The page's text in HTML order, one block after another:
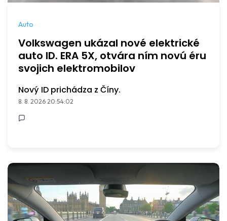
Auto
Volkswagen ukázal nové elektrické
auto ID. ERA 5X, otvára ním novú éru
svojich elektromobilov
Nový ID prichádza z Číny.
8. 8. 2026 20:54:02